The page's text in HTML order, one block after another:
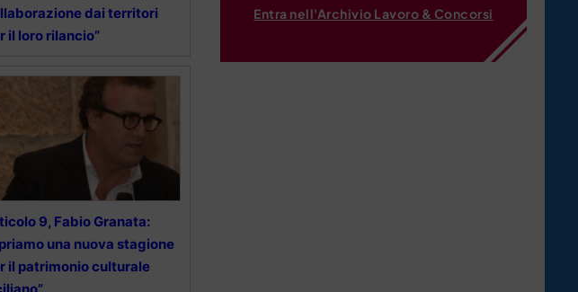
dai territori
il loro rilancio”
9, Fabio Granata:
una nuova stagione
il patrimonio culturale
Entra nell'Archivio Lavoro & Concorsi